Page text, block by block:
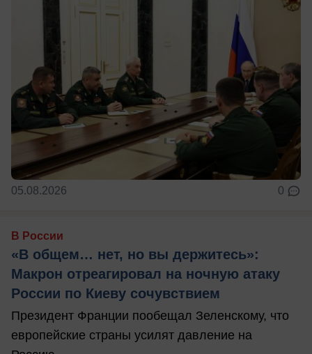
05.08.2026 0
В России
«В общем… нет, но вы держитесь»:
Макрон отреагировал на ночную атаку
России по Киеву сочувствием
Президент Франции пообещал Зеленскому, что
европейские страны усилят давление на